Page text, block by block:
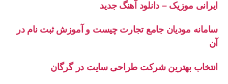
ایرانی موزیک – دانلود آهنگ جدید
سامانه مودیان جامع تجارت چیست و آموزش ثبت نام در
آن
انتخاب بهترین شرکت طراحی سایت در گرگان